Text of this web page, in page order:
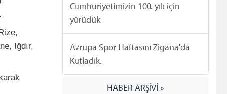
Iğdır,
Cumhuriyetimizin 100. yılı için
yürüdük
Avrupa Spor Haftasını Zigana'da
Kutladık.
HABER ARŞİVİ »